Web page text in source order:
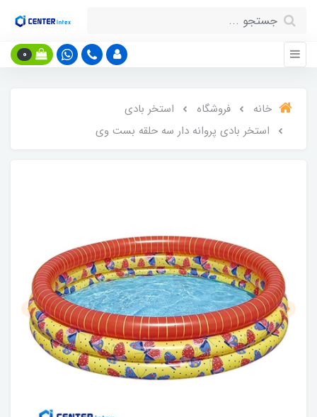
0
خانه فروشگاه
استخر بادی
استخر بادی پروانه دار سه حلقه بست وی